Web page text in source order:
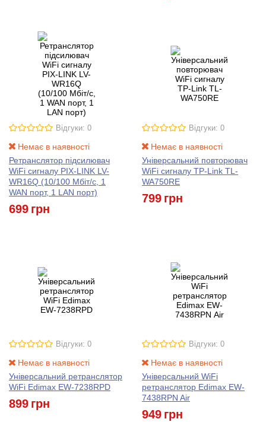
Відгуки: 0
Немає в наявності
Ретранслятор підсилювач
WiFi сигналу PIX-LINK LV-
WR16Q (10/100 Мбіт/с, 1
WAN порт, 1 LAN порт)
699 грн
Відгуки: 0
Немає в наявності
Універсальний повторювач
WiFi сигналу TP-Link TL-
WA750RE
799 грн
Відгуки: 0
Немає в наявності
Універсальний ретранслятор
WiFi Edimax EW-7238RPD
899 грн
Відгуки: 0
Немає в наявності
Універсальний WiFi
ретранслятор Edimax EW-
7438RPN Air
949 грн